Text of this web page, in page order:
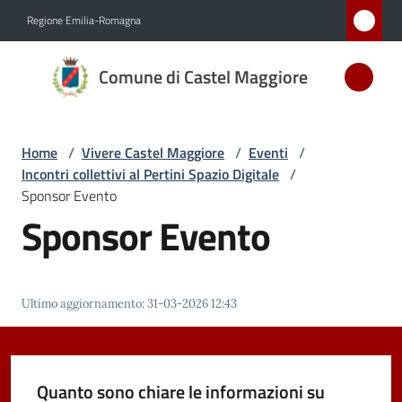
Regione Emilia-Romagna
Comune di Castel Maggiore
Comune
di Castel
D'ARGENTO
AL MERITO
CIVILE
Novità
Home / Vivere Castel Maggiore / Eventi /
Incontri collettivi al Pertini Spazio Digitale /
Sponsor Evento
Sponsor Evento
Ultimo aggiornamento:31-03-2026 12:43
Quanto sono chiare le informazioni su